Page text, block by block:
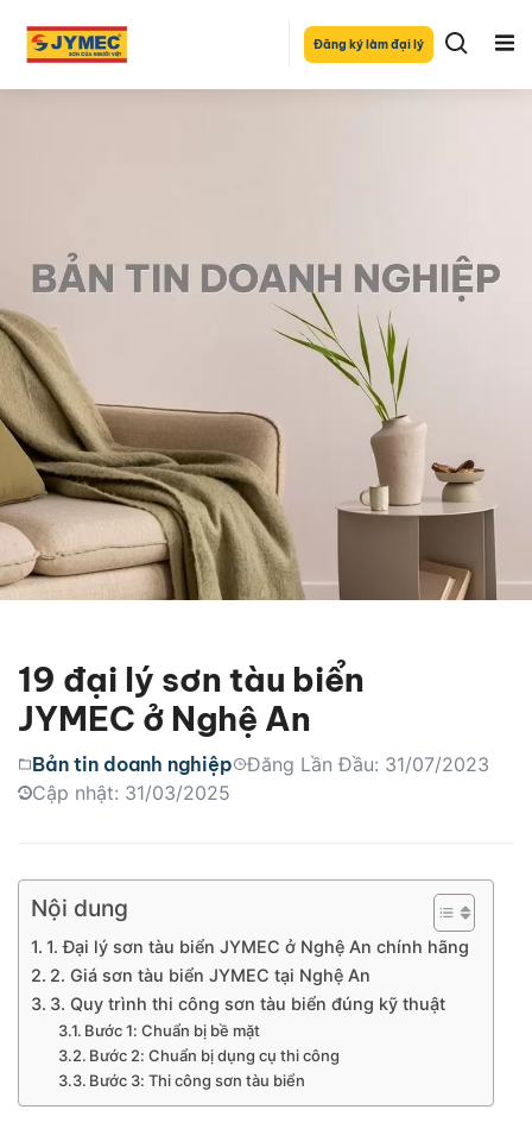
Đăng ký làm đại lý
19 đại lý sơn tàu biển
JYMEC ở Nghệ An
Bản tin doanh nghiệp
Đăng Lần Đầu: 31/07/2023
Cập nhật: 31/03/2025
Nội dung
1. Đại lý sơn tàu biển JYMEC ở Nghệ An chính hãng
2. Giá sơn tàu biển JYMEC tại Nghệ An
3. Quy trình thi công sơn tàu biển đúng kỹ thuật
Bước 1: Chuẩn bị bề mặt
Bước 2: Chuẩn bị dụng cụ thi công
Bước 3: Thi công sơn tàu biển